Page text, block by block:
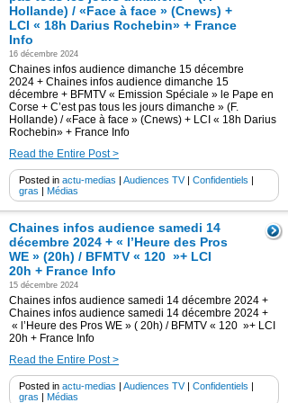
Hollande) / «Face à face » (Cnews) +
LCI « 18h Darius Rochebin» + France
Info
16 décembre 2024
Chaines infos audience dimanche 15 décembre
2024 + Chaines infos audience dimanche 15
décembre + BFMTV « Emission Spéciale » le Pape en
Corse + C’est pas tous les jours dimanche » (F.
Hollande) / «Face à face » (Cnews) + LCI « 18h Darius
Rochebin» + France Info
Read the Entire Post >
Posted in actu-medias | Audiences TV| Confidentiels |
gras | Médias
Chaines infos audience samedi 14
décembre 2024 + « l’Heure des Pros
WE » (20h) / BFMTV « 120 »+ LCI
20h + France Info
15 décembre 2024
Chaines infos audience samedi 14 décembre 2024 +
Chaines infos audience samedi 14 décembre 2024 +
« l’Heure des Pros WE » ( 20h) / BFMTV « 120 »+ LCI
20h + France Info
Read the Entire Post >
Posted in actu-medias | Audiences TV| Confidentiels |
gras | Médias